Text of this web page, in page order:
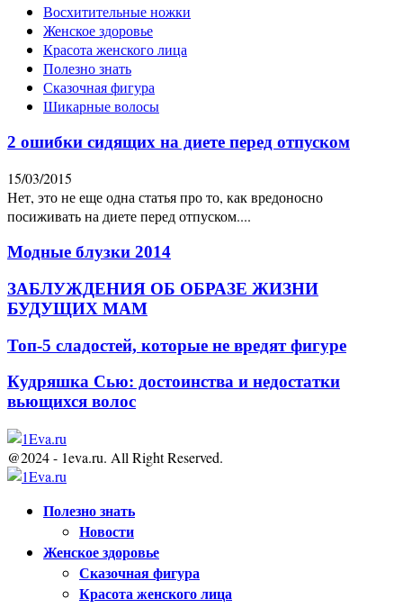
Восхитительные ножки
Женское здоровье
Красота женского лица
Полезно знать
Сказочная фигура
Шикарные волосы
2 ошибки сидящих на диете перед отпуском
15/03/2015
Нет, это не еще одна статья про то, как вредоносно
посиживать на диете перед отпуском....
Модные блузки 2014
ЗАБЛУЖДЕНИЯ ОБ ОБРАЗЕ ЖИЗНИ
БУДУЩИХ МАМ
Топ-5 сладостей, которые не вредят фигуре
Кудряшка Cью: достоинства и недостатки
вьющихся волос
@2024 - 1eva.ru. All Right Reserved.
Полезно знать
Новости
Женское здоровье
Сказочная фигура
Красота женского лица